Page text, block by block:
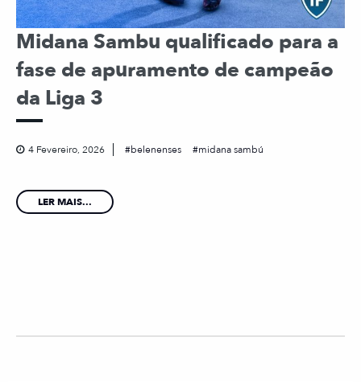
Midana Sambu qualificado para a
fase de apuramento de campeão
da Liga 3
4 Fevereiro, 2026 belenenses midana sambú
LER MAIS...